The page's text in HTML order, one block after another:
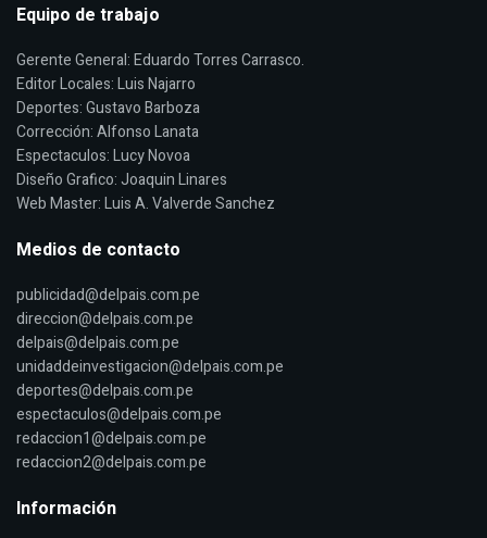
Equipo de trabajo
Gerente General: Eduardo Torres Carrasco.
Editor Locales: Luis Najarro
Deportes: Gustavo Barboza
Corrección: Alfonso Lanata
Espectaculos: Lucy Novoa
Diseño Grafico: Joaquin Linares
Web Master: Luis A. Valverde Sanchez
Medios de contacto
publicidad@delpais.com.pe
direccion@delpais.com.pe
delpais@delpais.com.pe
unidaddeinvestigacion@delpais.com.pe
deportes@delpais.com.pe
espectaculos@delpais.com.pe
redaccion1@delpais.com.pe
redaccion2@delpais.com.pe
Información